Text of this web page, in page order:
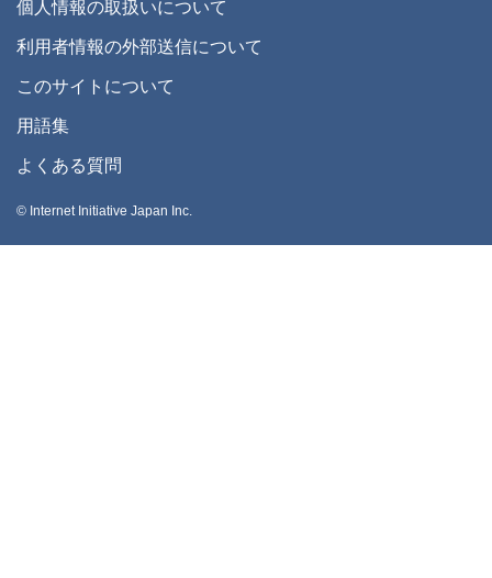
個人情報の取扱いについて
利用者情報の外部送信について
このサイトについて
用語集
よくある質問
© Internet Initiative Japan Inc.